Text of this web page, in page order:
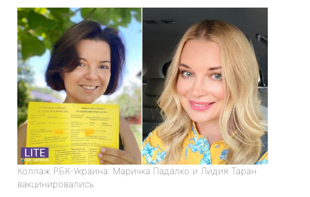
Коллаж РБК-Украина: Маричка Падалко и Лидия Таран
вакцинировались